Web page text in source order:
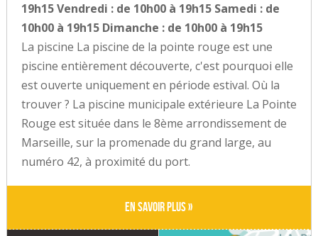
19h15 Vendredi : de 10h00 à 19h15 Samedi : de
10h00 à 19h15 Dimanche : de 10h00 à 19h15
La piscine La piscine de la pointe rouge est une
piscine entièrement découverte, c'est pourquoi elle
est ouverte uniquement en période estival. Où la
trouver ? La piscine municipale extérieure La Pointe
Rouge est située dans le 8ème arrondissement de
Marseille, sur la promenade du grand large, au
numéro 42, à proximité du port.
En savoir plus »